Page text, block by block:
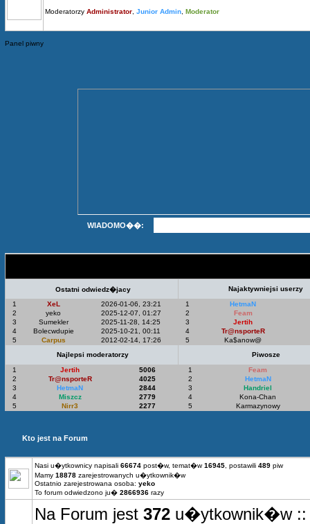
Moderatorzy Administrator Junior Admin Moderator
Panel piwny
WIADOMO��:
Ostatni odwiedz�jacy
Najaktywniejsi userzy
1
XeL
2026-01-06, 23:21
2
yeko
2025-12-07, 01:27
3
Sumekler
2025-11-28, 14:25
4
Bolecwdupie
2025-10-21, 00:11
5
Carpus 2012-02-14, 17:26
1
HetmaN
2
Feam
3
Jertih
4
Tr@nsporteR
5
Ka$anow@
Najlepsi moderatorzy
Piwosze
1
Jertih
5006
2
Tr@nsporteR
4025
3
HetmaN
2844
4
Miszcz
2779
5
Nirr3 2277
1
Feam
2
HetmaN
3
Handriel
4
Kona-Chan
5
Karmazynowy
Kto jest na Forum
Nasi u�ytkownicy napisali 66674 post�w, temat�w16945 , postawili 489 piw
Mamy 18878 zarejestrowanych u�ytkownik�w
Ostatnio zarejestrowana osoba: yeko
To forum odwiedzono ju� 2866936 razy
Na Forum jest 372 u�ytkownik�w ::